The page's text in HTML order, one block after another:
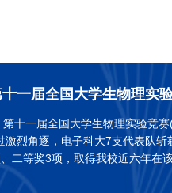
十一届全国大学生物理实验竞
激烈角逐，电子科大7支代表队斩
二等奖3项，取得我校近六年在